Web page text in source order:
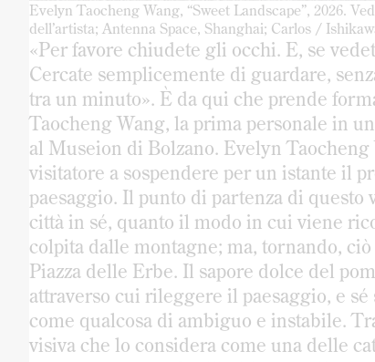
Evelyn Taocheng Wang, “Sweet Landscape”, 2026.
dell’artista; Antenna Space, Shanghai; Carlos /
«Per favore chiudete gli occhi. E, se
Cercate semplicemente di guardare,
tra un minuto». È da qui che prende
Taocheng Wang, la prima personale in
al Museion di Bolzano. Evelyn
visitatore a sospendere per un istante il
paesaggio. Il punto di partenza di
città in sé, quanto il modo in cui viene
colpita dalle montagne; ma, tornando,
Piazza delle Erbe. Il sapore dolce del
attraverso cui rileggere il paesaggio, e
come qualcosa di ambiguo e instabile.
visiva che lo considera come una delle